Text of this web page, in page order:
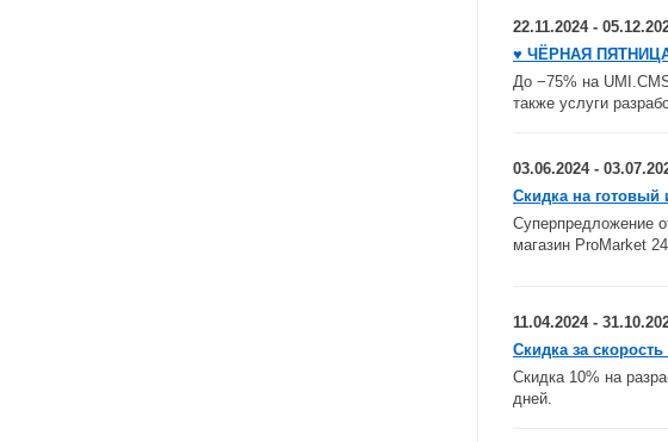
22.11.2024 -
♥ ЧЁРНАЯ
До −75% на
также услуги
03.06.2024 -
Скидка на готовый
Суперпредложение
магазин ProMarket
11.04.2024 -
Cкидка за
Скидка 10% на
дней.